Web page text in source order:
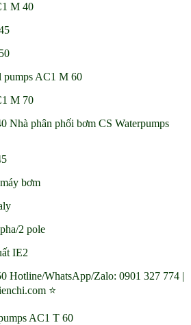
M 40
pumps AC1 M 60
M 70
Nhà phân phối bơm CS Waterpumps
bơm
2 pole
IE2
Hotline/WhatsApp/Zalo: 0901 327 774 |
⭐
AC1 T 60